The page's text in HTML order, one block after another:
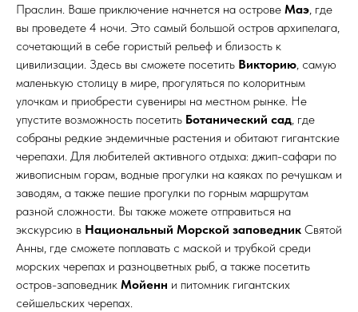
Праслин. Ваше приключение начнется на острове Маэ, где
вы проведете 4 ночи. Это самый большой остров архипелага,
сочетающий в себе гористый рельеф и близость к
цивилизации. Здесь вы сможете посетить Викторию, самую
маленькую столицу в мире, прогуляться по колоритным
улочкам и приобрести сувениры на местном рынке. Не
упустите возможность посетить Ботанический сад, где
собраны редкие эндемичные растения и обитают гигантские
черепахи. Для любителей активного отдыха: джип-сафари по
живописным горам, водные прогулки на каяках по речушкам и
заводям, а также пешие прогулки по горным маршрутам
разной сложности. Вы также можете отправиться на
экскурсию в Национальный Морской заповедник Святой
Анны, где сможете поплавать с маской и трубкой среди
морских черепах и разноцветных рыб, а также посетить
остров-заповедник Мойенн и питомник гигантских
сейшельских черепах.